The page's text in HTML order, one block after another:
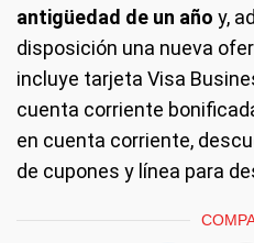
antigüedad de un año y,
disposición una nueva
incluye tarjeta Visa
cuenta corriente
en cuenta corriente,
de cupones y línea para